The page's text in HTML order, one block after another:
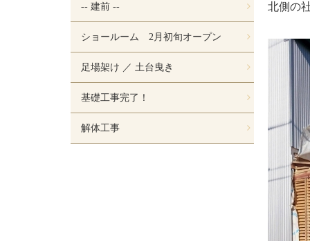
北側の
-- 建前 --
ショールーム 2月初旬オープン
足場架け ／ 土台曳き
基礎工事完了！
解体工事